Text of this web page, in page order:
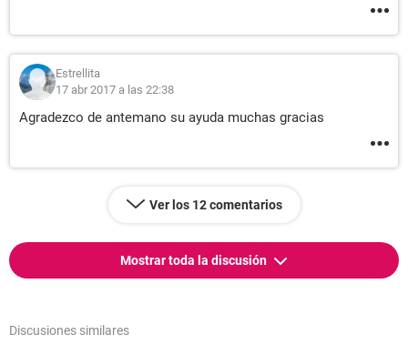
Estrellita
17 abr 2017 a las 22:38
Agradezco de antemano su ayuda muchas gracias
Ver los 12 comentarios
Mostrar toda la discusión
Discusiones similares